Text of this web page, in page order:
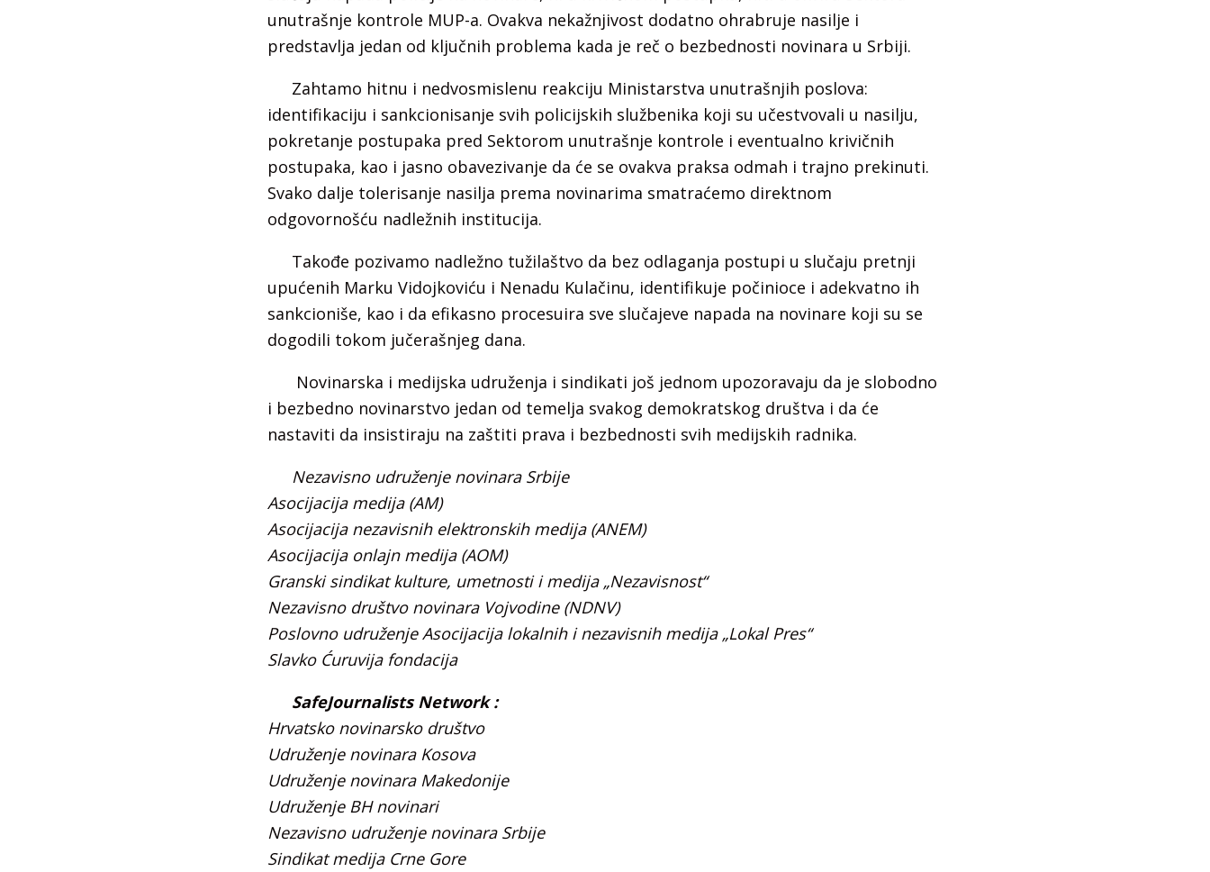
unutrašnje kontrole MUP-a. Ovakva nekažnjivost dodatno ohrabruje nasilje i
predstavlja jedan od ključnih problema kada je reč o bezbednosti novinara u Srbiji.
Zahtamo hitnu i nedvosmislenu reakciju Ministarstva unutrašnjih poslova:
identifikaciju i sankcionisanje svih policijskih službenika koji su učestvovali u nasilju,
pokretanje postupaka pred Sektorom unutrašnje kontrole i eventualno krivičnih
postupaka, kao i jasno obavezivanje da će se ovakva praksa odmah i trajno prekinuti.
Svako dalje tolerisanje nasilja prema novinarima smatraćemo direktnom
odgovornošću nadležnih institucija.
Takođe pozivamo nadležno tužilaštvo da bez odlaganja postupi u slučaju pretnji
upućenih Marku Vidojkoviću i Nenadu Kulačinu, identifikuje počinioce i adekvatno ih
sankcioniše, kao i da efikasno procesuira sve slučajeve napada na novinare koji su se
dogodili tokom jučerašnjeg dana.
Novinarska i medijska udruženja i sindikati još jednom upozoravaju da je slobodno
i bezbedno novinarstvo jedan od temelja svakog demokratskog društva i da će
nastaviti da insistiraju na zaštiti prava i bezbednosti svih medijskih radnika.
Nezavisno udruženje novinara Srbije
Asocijacija medija (AM)
Asocijacija nezavisnih elektronskih medija (ANEM)
Asocijacija onlajn medija (AOM)
Granski sindikat kulture, umetnosti i medija „Nezavisnost“
Nezavisno društvo novinara Vojvodine (NDNV)
Poslovno udruženje Asocijacija lokalnih i nezavisnih medija „Lokal Pres“
Slavko Ćuruvija fondacija
SafeJournalists Network :
Hrvatsko novinarsko društvo
Udruženje novinara Kosova
Udruženje novinara Makedonije
Udruženje BH novinari
Nezavisno udruženje novinara Srbije
Sindikat medija Crne Gore